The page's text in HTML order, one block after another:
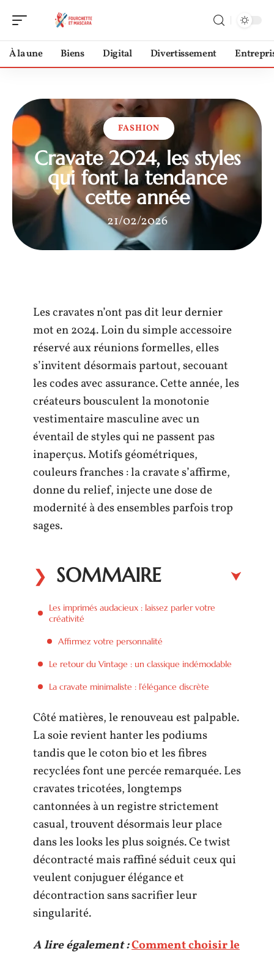
À la une Biens Digital Divertissement
FASHION
Cravate 2024, les styles
qui font la tendance
cette année
21/02/2026
Les cravates n’ont pas dit leur dernier
mot en 2024. Loin du simple accessoire
réservé aux réunions formelles, elles
s’invitent désormais partout, secouant
les codes avec assurance. Cette année, les
créateurs bousculent la monotonie
vestimentaire masculine avec un
éventail de styles qui ne passent pas
inaperçus. Motifs géométriques,
couleurs franches : la cravate s’affirme,
donne du relief, injecte une dose de
modernité à des ensembles parfois trop
sages.
SOMMAIRE
Les imprimés audacieux : laissez parler votre
créativité
Affirmez votre personnalité
Le retour du Vintage : un classique indémodable
La cravate minimaliste : l’élégance discrète
Côté matières, le renouveau est palpable.
La soie revient hanter les podiums
tandis que le coton bio et les fibres
recyclées font une percée remarquée. Les
cravates tricotées, longtemps
cantonnées à un registre strictement
casual, trouvent désormais leur place
dans les looks les plus soignés. Ce twist
décontracté mais raffiné séduit ceux qui
veulent conjuguer élégance et
décontraction sans sacrifier leur
singularité.
A lire également :Comment choisir le